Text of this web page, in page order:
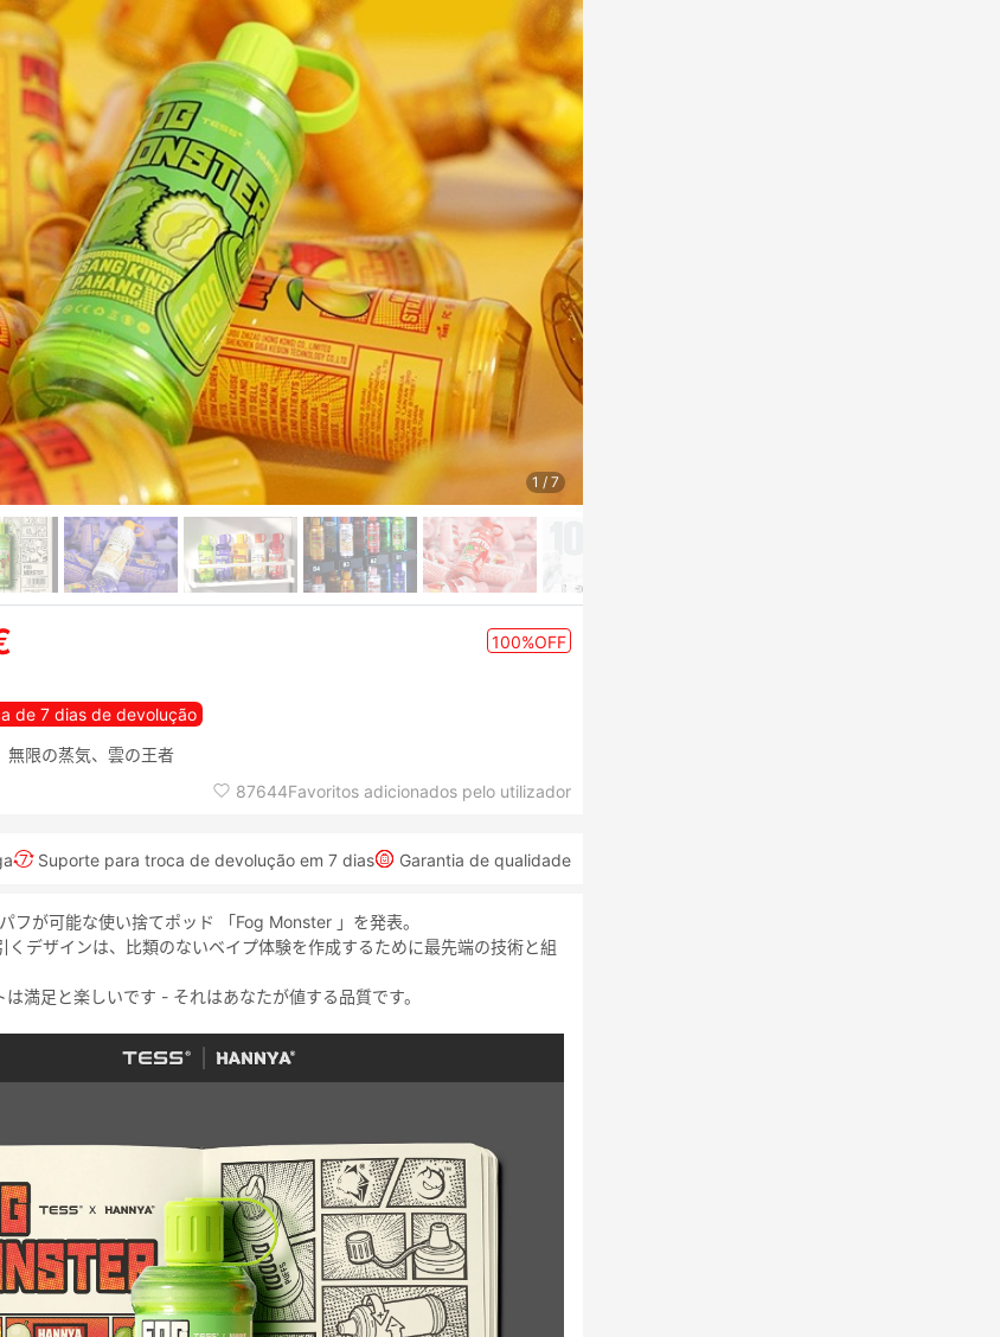
1 / 7
100%OFF
de 7 dias de devolução
無限の蒸気、雲の王者
87644Favoritos adicionados pelo utilizador
Suporte para troca de devolução em 7 dias Garantia de qualidade
フが可能な使い捨てポッド 「Fog Monster 」を発表。
くデザインは、比類のないベイプ体験を作成するために最先端の技術と組
は満足と楽しいです - それはあなたが値する品質です。